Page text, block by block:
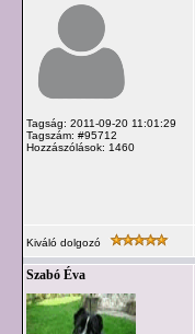
Tagság: 2011-09-20 11:01:29
Tagszám: #95712
Hozzászólások: 1460
Kiváló dolgozó
Szabó Éva